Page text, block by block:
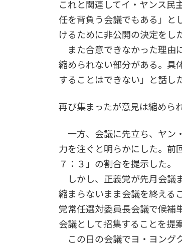
これと関連してイ・ヤンス民
任を背負う会議でもある」と
けるために非公開の決定をし
また合意できなかった理由
縮められない部分がある。具
することはできない」と話した
再び集まったが意見は縮めら
一方、会議に先立ち、ヤン
力を注ぐと明らかにした。前
７：３」の割合を提示した。
しかし、正義党が先月会議
縮まらないまま会議を終える
党常任選対委員長会議で候補
会議として招集することを提
この日の会議でヨ・ヨング